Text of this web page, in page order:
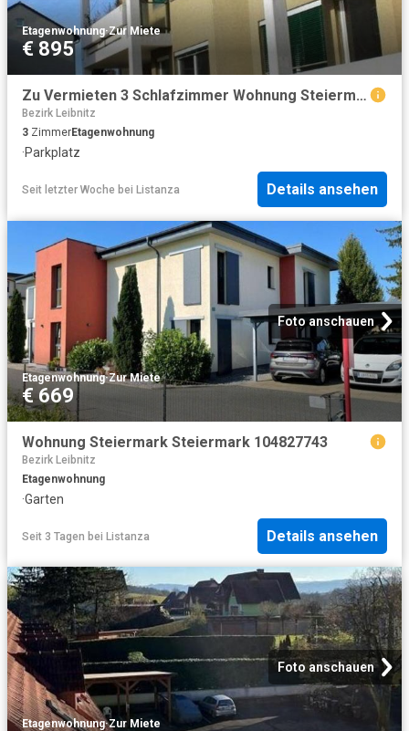
Etagenwohnung·Zur Miete
€ 895
Zu Vermieten 3 Schlafzimmer Wohnung Steiermark Steiermark DS104508029
Bezirk Leibnitz
3 ZimmerEtagenwohnung
·Parkplatz
Seit letzter Woche bei Listanza Details ansehen
Foto anschauen
Etagenwohnung·Zur Miete
€ 669
Wohnung Steiermark Steiermark 104827743
Bezirk Leibnitz
Etagenwohnung
·Garten
Seit 3 Tagen bei Listanza Details ansehen
Foto anschauen
Etagenwohnung·Zur Miete